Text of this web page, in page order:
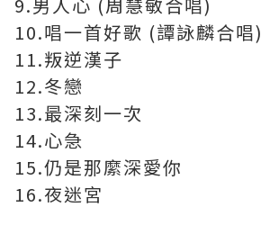
9.男人心 (周慧敏合唱)
10.唱一首好歌 (譚詠麟合唱)
11.叛逆漢子
12.冬戀
13.最深刻一次
14.心急
15.仍是那縻深愛你
16.夜迷宮